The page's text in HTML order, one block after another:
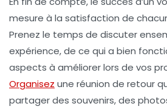
mesure à la satisfaction de
Prenez le temps de discuter
expérience, de ce qui a bien
aspects à améliorer lors de vos
Organisez une réunion de retour
partager des souvenirs, des